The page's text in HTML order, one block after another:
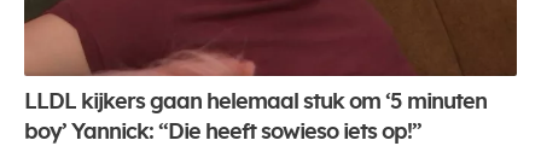
LLDL kijkers gaan helemaal stuk om ‘5 minuten
boy’ Yannick: “Die heeft sowieso iets op!”